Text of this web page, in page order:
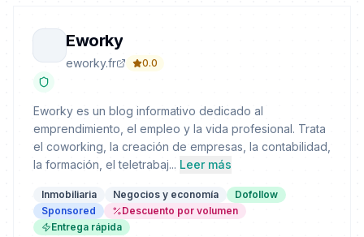
Eworky
eworky.fr 0.0
Eworky es un blog informativo dedicado al
emprendimiento, el empleo y la vida profesional. Trata
el coworking, la creación de empresas, la contabilidad,
la formación, el teletrabaj... Leer más
Inmobiliaria Negocios y economía
Dofollow
Sponsored
Descuento por volumen
Entrega rápida